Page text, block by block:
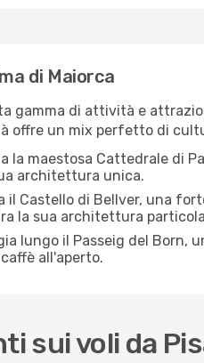
di Maiorca
gamma di attività e
offre un mix perfetto di
la maestosa Cattedrale di
architettura unica.
il Castello di Bellver, una
la sua architettura
lungo il Passeig del Born,
all'aperto.
sui voli da